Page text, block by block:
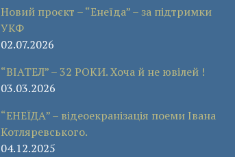
Новий проєкт – “Енеїда” – за підтримки
УКФ
02.07.2026
“ВІАТЕЛ” – 32 РОКИ. Хоча й не ювілей !
03.03.2026
“ЕНЕЇДА” – відеоекранізація поеми Івана
Котляревського.
04.12.2025